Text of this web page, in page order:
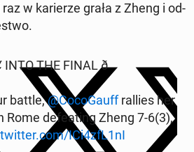
w ka­rie­rze grała z Zheng i od­
THE FINAL ð
battle,@Co­co­Gauffrallies her
Rome de­fe­ating Zheng 7-6(3),
ICi4zfL1nI